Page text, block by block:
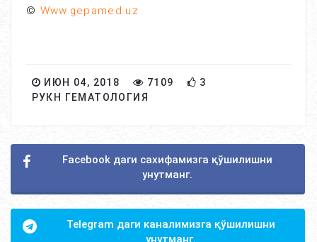
© Www.gepamed.uz
ИЮН 04, 2018 7109
3
РУКН ГЕМАТОЛОГИЯ
Facebook даги сахифамизга қўшилишни
унутманг.
Telegram даги каналимизга қўшилишни
унутманг.